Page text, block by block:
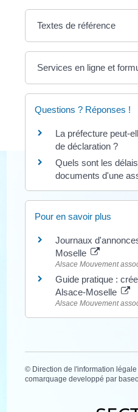
Textes de référence
Services en ligne et
Questions ? Réponses !
La préfecture peut-
de déclaration ?
Quels sont les
documents d'une
Pour en savoir plus
Journaux
Moselle
Alsace Mouvement
Guide pratique :
Alsace-Moselle
Alsace Mouvement
© Direction de l'information
comarquage developpé par